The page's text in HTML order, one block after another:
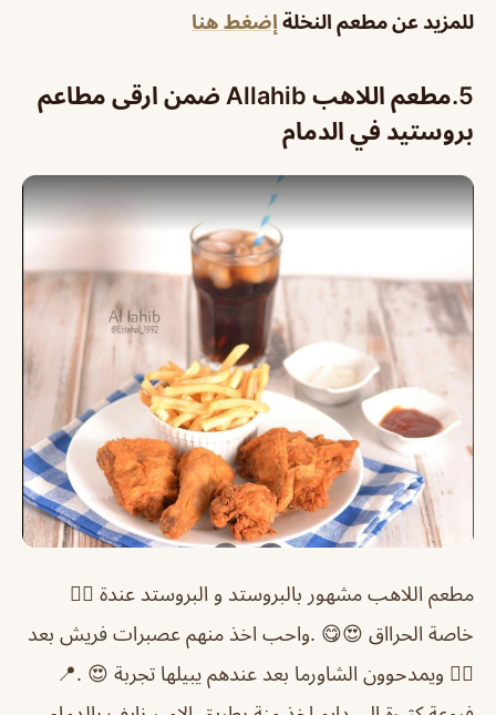
للمزيد عن مطعم النخلة إضغط هنا
5.مطعم اللاهب Allahib ضمن ارقى مطاعم
بروستيد في الدمام
مطعم اللاهب مشهور بالبروستد و البروستد عندة 👌🏻
خاصة الحرااق 😍😋 .واحب اخذ منهم عصبرات فريش بعد
👍🏻 ويمدحوون الشاورما بعد عندهم يبيلها تجربة 😍 .📍